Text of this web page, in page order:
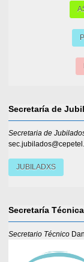
Secretaría de
Secretaria de
JUBILADXS
Secretaría Técnica
Secretario Técnico